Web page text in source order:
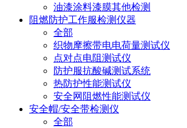
油漆涂料漆膜其他检测
阻燃防护工作服检测仪器
全部
织物摩擦带电电荷量测试仪
点对点电阻测试仪
防护服抗酸碱测试系统
热防护性能测试仪
安全网阻燃性能测试仪
安全帽/安全带检测仪
全部